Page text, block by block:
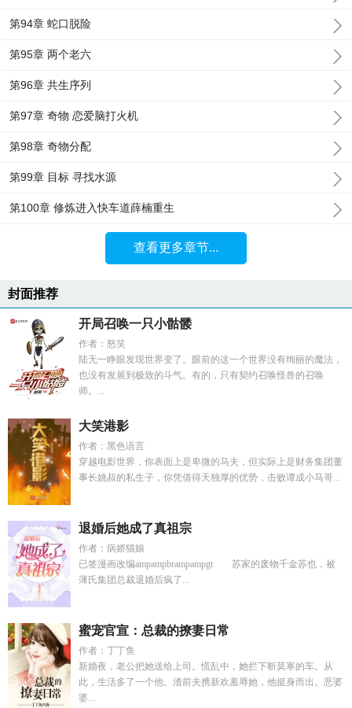
第94章 蛇口脱险
第95章 两个老六
第96章 共生序列
第97章 奇物 恋爱脑打火机
第98章 奇物分配
第99章 目标 寻找水源
第100章 修炼进入快车道薛楠重生
查看更多章节...
封面推荐
开局召唤一只小骷髅
作者：怒笑
陆无一睁眼发现世界变了。眼前的这一个世界没有绚丽的魔法，
也没有发展到极致的斗气。有的，只有契约召唤怪兽的召唤
师。...
大笑港影
作者：黑色语言
穿越电影世界，你表面上是卑微的马夫，但实际上是财务集团董
事长姚叔的私生子，你凭借得天独厚的优势，击败谭成小马哥...
退婚后她成了真祖宗
作者：病娇猫娘
已签漫画改编ampampbrampampgt 苏家的废物千金苏也，被
薄氏集团总裁退婚后疯了...
蜜宠官宣：总裁的撩妻日常
作者：丁丁鱼
新婚夜，老公把她送给上司。慌乱中，她拦下靳莫寒的车。从
此，生活多了一个他。渣前夫携新欢羞辱她，他挺身而出。恶婆
婆...